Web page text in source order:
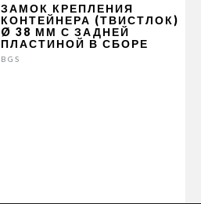
ЗАМОК КРЕПЛЕНИЯ
КОНТЕЙНЕРА (ТВИСТЛОК)
Ø 38 ММ С ЗАДНЕЙ
ПЛАСТИНОЙ В СБОРЕ
BGS